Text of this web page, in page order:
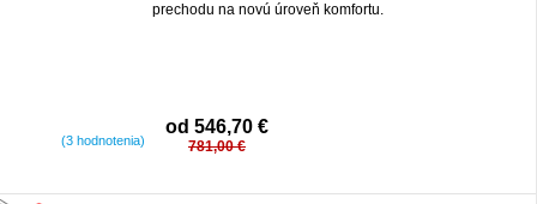
prechodu na novú úroveň komfortu.
(3 hodnotenia)
od 546,70 €
781,00 €